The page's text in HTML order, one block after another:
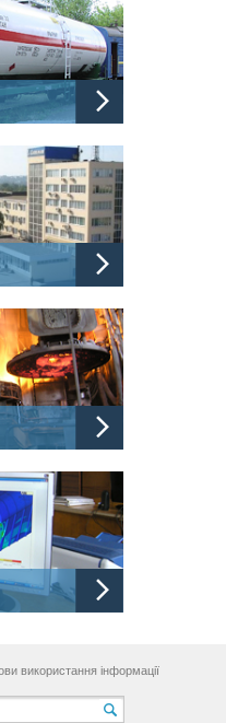
використання інформації